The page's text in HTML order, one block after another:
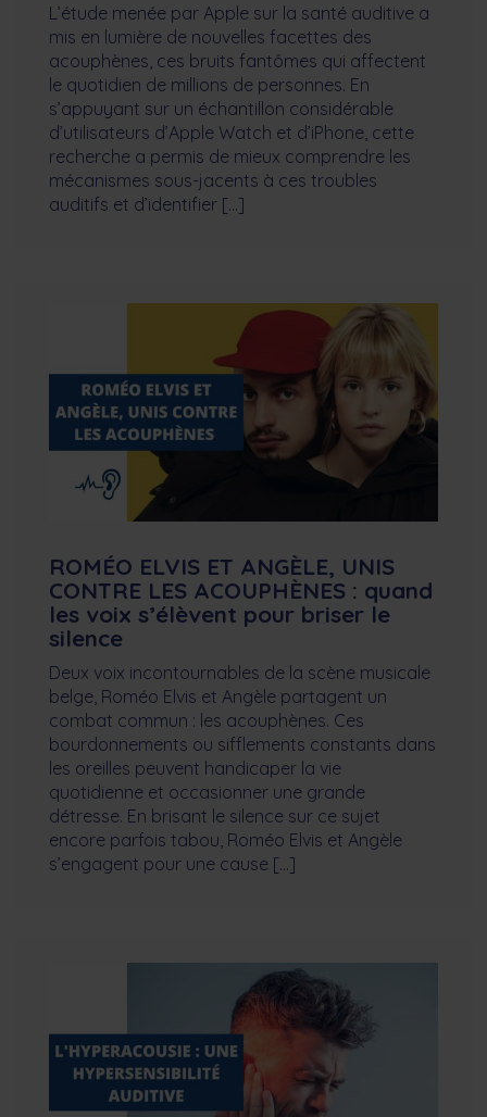
L’étude menée par Apple sur la santé auditive a
mis en lumière de nouvelles facettes des
acouphènes, ces bruits fantômes qui affectent
le quotidien de millions de personnes. En
s’appuyant sur un échantillon considérable
d’utilisateurs d’Apple Watch et d’iPhone, cette
recherche a permis de mieux comprendre les
mécanismes sous-jacents à ces troubles
auditifs et d’identifier […]
ROMÉO ELVIS ET ANGÈLE, UNIS
CONTRE LES ACOUPHÈNES : quand
les voix s’élèvent pour briser le
silence
Deux voix incontournables de la scène musicale
belge, Roméo Elvis et Angèle partagent un
combat commun : les acouphènes. Ces
bourdonnements ou sifflements constants dans
les oreilles peuvent handicaper la vie
quotidienne et occasionner une grande
détresse. En brisant le silence sur ce sujet
encore parfois tabou, Roméo Elvis et Angèle
s’engagent pour une cause […]